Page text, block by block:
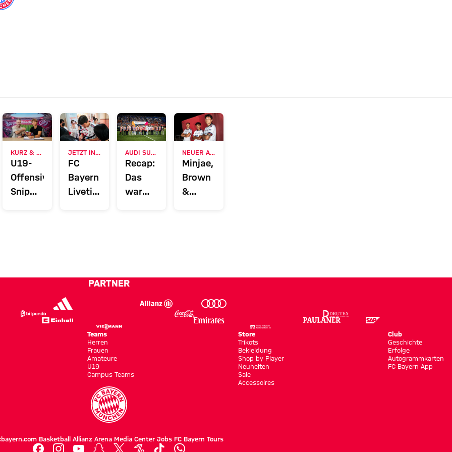
U19-
Offensivtalent
Snip
FC
Bayern
Liveticker:
Profis
Recap:
Das
war
Jeju
Minjae,
Brown
&
Jeju
PARTNER
Teams
Herren
Frauen
Amateure
U19
Campus Teams
Store
Trikots
Bekleidung
Shop by Player
Neuheiten
Sale
Accessoires
Club
Geschichte
Erfolge
Autogrammkarten
FC Bayern App
Basketball Allianz Arena Media Center Jobs FC Bayern Tours